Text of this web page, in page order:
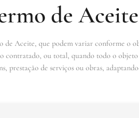
de Aceite
de Aceite, que podem variar conforme o
contratado, ou total, quando todo o
prestação de serviços ou obras,